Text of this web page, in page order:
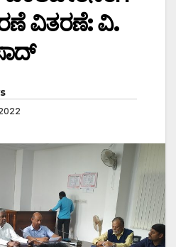
ವಿತರಣೆ: ವಿ.